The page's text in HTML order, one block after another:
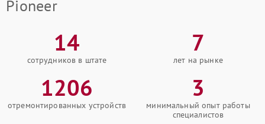
Pioneer
14
сотрудников в штате
7
лет на рынке
1206
отремонтированных устройств
3
минимальный опыт работы
специалистов